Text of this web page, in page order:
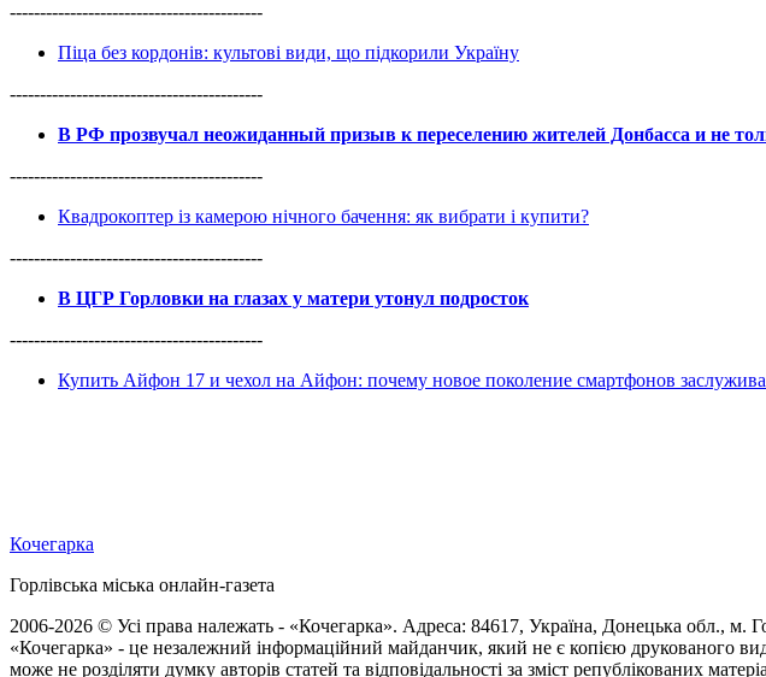
------------------------------------------
Піца без кордонів: культові види, що підкорили Україну
------------------------------------------
В РФ прозвучал неожиданный призыв к переселению жителей Донбасса и не
------------------------------------------
Квадрокоптер із камерою нічного бачення: як вибрати і купити?
------------------------------------------
В ЦГР Горловки на глазах у матери утонул подросток
------------------------------------------
Купить Айфон 17 и чехол на Айфон: почему новое поколение смартфонов
Кочегарка
Горлівська міська онлайн-газета
2006-2026 © Усі права належать - «Кочегарка». Адреса: 84617, Україна, Донецька обл., м.
«Кочегарка» - це незалежний інформаційний майданчик, який не є копією друкованого
може не розділяти думку авторів статей та відповідальності за зміст републікованих